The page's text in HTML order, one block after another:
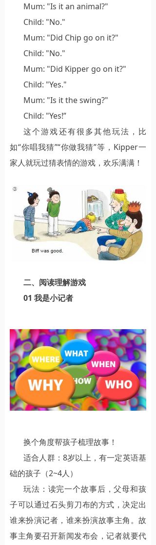
Mum: "Is it an animal?"
Child: "No."
Mum: "Did Chip go on it?"
Child: "No."
Mum: "Did Kipper go on it?"
Child: "Yes."
Mum: "Is it the swing?"
Child: "Yes!”
这个游戏还有很多其他玩法，比
如“你唱我猜”“你做我猜”等，Kipper一
家人就玩过猜表情的游戏，欢乐满满！
二、阅读理解游戏
01 我是小记者
换个角度帮孩子梳理故事！
适合人群：8岁以上，有一定英语基
础的孩子（2~4人）
玩法：读完一个故事后，父母和孩
子可以通过石头剪刀布的方式，决定出
谁来扮演记者，谁来扮演故事主角。故
事主角要召开新闻发布会，记者就要代